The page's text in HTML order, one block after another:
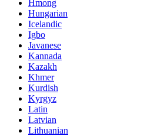
Hmong
Hungarian
Icelandic
Igbo
Javanese
Kannada
Kazakh
Khmer
Kurdish
Kyrgyz
Latin
Latvian
Lithuanian